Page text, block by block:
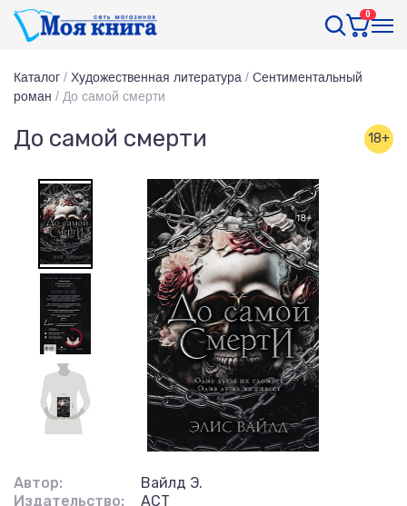
0
Каталог / Художественная литература / Сентиментальный
роман / До самой смерти
До самой смерти 18+
Автор:
Вайлд Э.
Издательство:
АСТ